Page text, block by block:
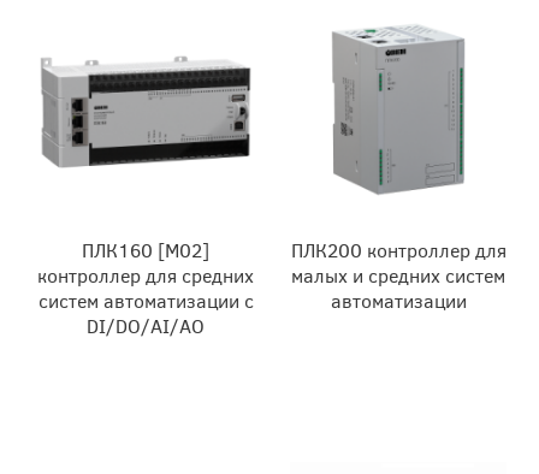
ПЛК160 [М02]
контроллер для средних
систем автоматизации с
DI/DO/AI/AO
ПЛК200 контроллер для
малых и средних систем
автоматизации